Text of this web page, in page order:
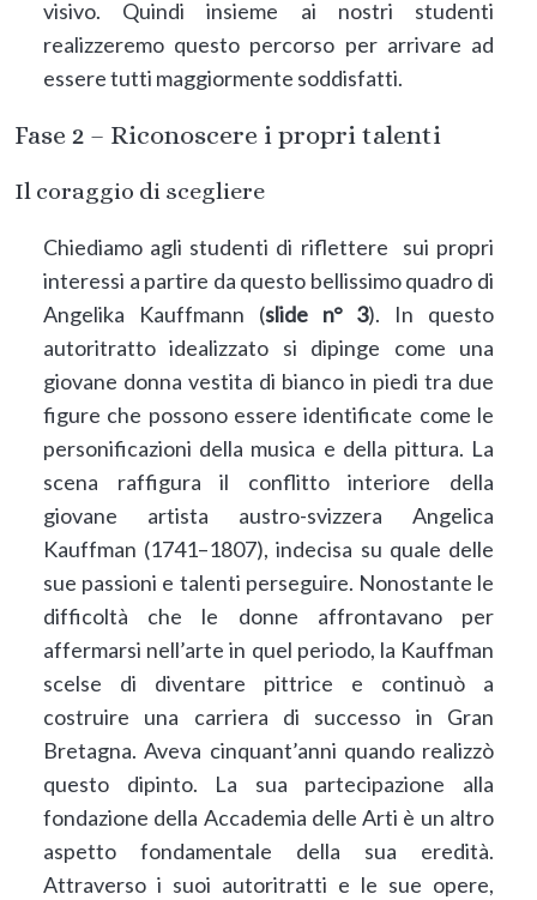
visivo. Quindi insieme ai nostri studenti
realizzeremo questo percorso per arrivare ad
essere tutti maggiormente soddisfatti.
Fase 2 – Riconoscere i propri talenti
Il coraggio di scegliere
Chiediamo agli studenti di riflettere sui propri
interessi a partire da questo bellissimo quadro di
Angelika Kauffmann (slide n° 3). In questo
autoritratto idealizzato si dipinge come una
giovane donna vestita di bianco in piedi tra due
figure che possono essere identificate come le
personificazioni della musica e della pittura. La
scena raffigura il conflitto interiore della
giovane artista austro-svizzera Angelica
Kauffman (1741–1807), indecisa su quale delle
sue passioni e talenti perseguire. Nonostante le
difficoltà che le donne affrontavano per
affermarsi nell’arte in quel periodo, la Kauffman
scelse di diventare pittrice e continuò a
costruire una carriera di successo in Gran
Bretagna. Aveva cinquant’anni quando realizzò
questo dipinto. La sua partecipazione alla
fondazione della Accademia delle Arti è un altro
aspetto fondamentale della sua eredità.
Attraverso i suoi autoritratti e le sue opere,